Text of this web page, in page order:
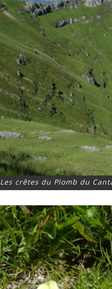
Les crêtes du Plomb du